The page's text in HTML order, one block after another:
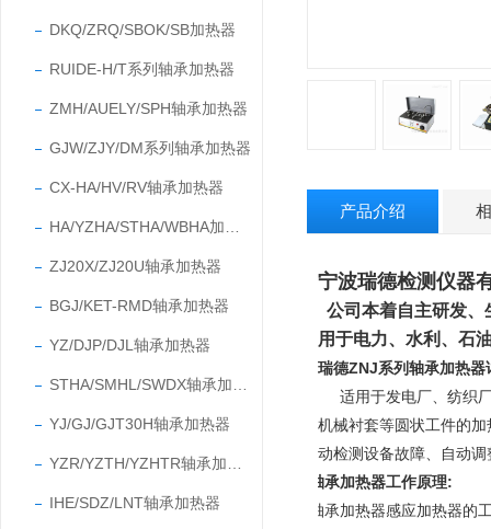
DKQ/ZRQ/SBOK/SB加热器
RUIDE-H/T系列轴承加热器
ZMH/AUELY/SPH轴承加热器
GJW/ZJY/DM系列轴承加热器
CX-HA/HV/RV轴承加热器
ZJ20X/ZJ20U轴承加热器
BGJ/KET-RMD轴承加热器
YZ/DJP/DJL轴承加热器
YJ/GJ/GJT30H轴承加热器
IHE/SDZ/LNT轴承加热器
产品介绍
宁波瑞德检测仪器
公司本着自主研发、
用于电力、水利、石
瑞德ZNJ系列轴承加热器
适用于发电厂、纺织
机械衬套等圆状工件的
动检测设备故障、自动
轴承加热器工作原理:
轴承加热器感应加热器的